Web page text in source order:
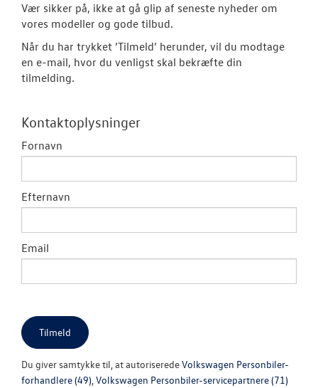
SKADECENTER
Tilmeld dig
OM OS
Vær sikker på, ikke at gå glip af seneste nyheder om
vores modeller og gode tilbud.
Når du har trykket ’Tilmeld’ herunder, vil du modtage
en e-mail, hvor du venligst skal bekræfte din
tilmelding.
Kontaktoplysninger
Fornavn
Efternavn
Email
Du giver samtykke til, at autoriseredeVolkswagen Personbiler-
forhandlere (49),Volkswagen Personbiler-servicepartnere (71)